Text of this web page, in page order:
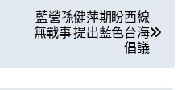
藍營孫健萍期盼西線
無戰事 提出藍色台海
倡議